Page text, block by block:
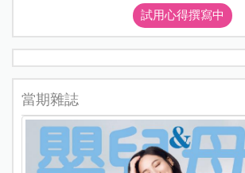
試用心得撰寫中
當期雜誌